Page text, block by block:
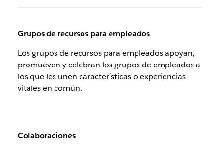
Grupos de recursos para empleados
Los grupos de recursos para empleados apoyan,
promueven y celebran los grupos de empleados a
los que les unen características o experiencias
vitales en común.
Colaboraciones